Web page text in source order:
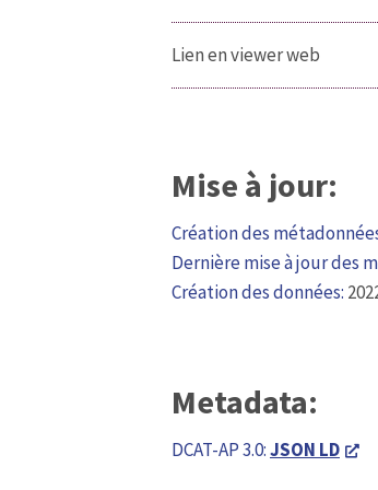
Lien en viewer web
Mise à jour:
Création des
Dernière mise à jour des
Création des données:
Metadata:
DCAT-AP 3.0:JSON LD